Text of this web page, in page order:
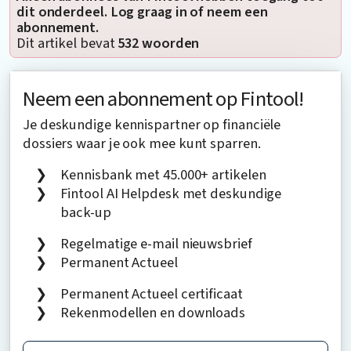
dit onderdeel. Log graag in of neem een
abonnement.
Dit artikel bevat532 woorden
Neem een abonnement op Fintool!
Je deskundige kennispartner op financiële
dossiers waar je ook mee kunt sparren.
Kennisbank met 45.000+ artikelen
Fintool AI Helpdesk met deskundige
back-up
Regelmatige e-mail nieuwsbrief
Permanent Actueel
Permanent Actueel certificaat
Rekenmodellen en downloads